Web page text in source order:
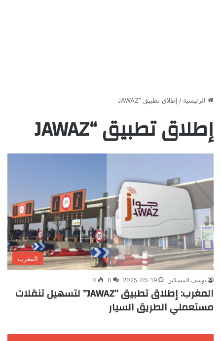
الرئيسية / إطلاق تطبيق “JAWAZ
إطلاق تطبيق “JAWAZ
المغرب
يوسف المسكين 2025-05-19
0
0
المغرب: إطلاق تطبيق “JAWAZ” لتسهيل تنقلات
مستعملي الطريق السيار